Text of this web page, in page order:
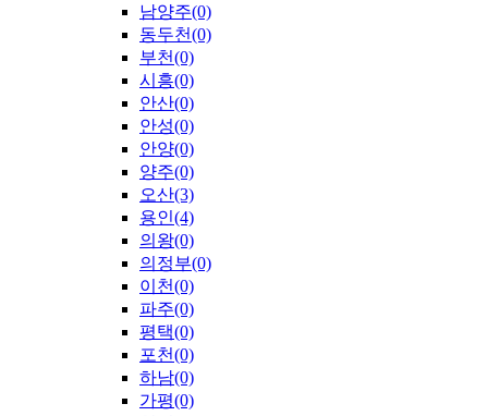
남양주(0)
동두천(0)
부천(0)
시흥(0)
안산(0)
안성(0)
안양(0)
양주(0)
오산(3)
용인(4)
의왕(0)
의정부(0)
이천(0)
파주(0)
평택(0)
포천(0)
하남(0)
가평(0)